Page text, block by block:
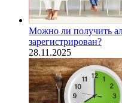
Можно ли получить
зарегистрирован?
28.11.2025